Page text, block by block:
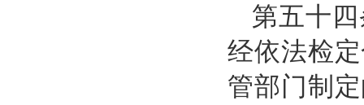
第五十
经依法检
管部门制